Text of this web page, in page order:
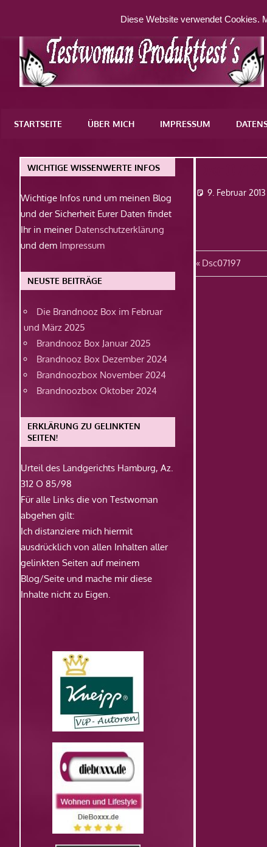
springen
WordPress-
STARTSEITE ÜBER MICH IMPRESSUM
9. Februar 2013
Vorheriger
Beitrag:
Dsc07197
WICHTIGE WISSENWERTE INFOS
Wichtige Infos rund um meinen Blog
und der Sicherheit Eurer Daten findet
Ihr in meiner Datenschutzerklärung
und dem Impressum
NEUSTE BEITRÄGE
Die Brandnooz Box im Februar
und März 2025
Brandnooz Box Januar 2025
Brandnooz Box Dezember 2024
Brandnoozbox November 2024
Brandnoozbox Oktober 2024
ERKLÄRUNG ZU GELINKTEN
SEITEN!
Urteil des Landgerichts Hamburg, Az.
312 O 85/98
Für alle Links die von Testwoman
abgehen gilt:
Ich distanziere mich hiermit
ausdrücklich von allen Inhalten aller
gelinkten Seiten auf meinem
Blog/Seite und mache mir diese
Inhalte nicht zu Eigen.
Diese Website verwendet Cookies.